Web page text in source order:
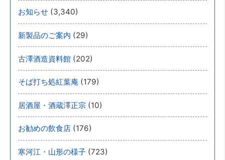
お知らせ (3,340)
新製品のご案内 (29)
古澤酒造資料館 (202)
そば打ち処紅葉庵 (179)
居酒屋・酒蔵澤正宗 (10)
お勧めの飲食店 (176)
寒河江・山形の様子 (723)